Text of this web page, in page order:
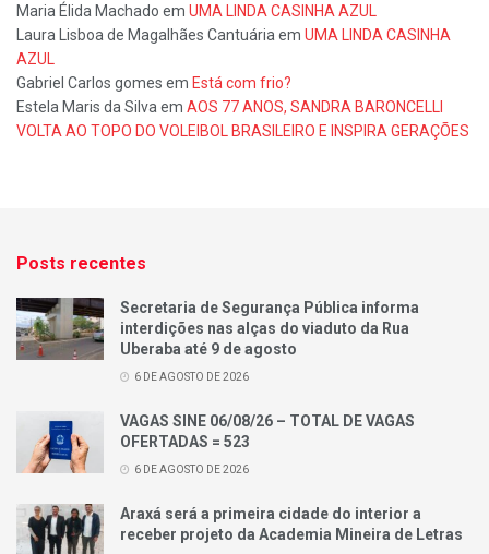
Maria Élida Machado em UMA LINDA CASINHA AZUL
Laura Lisboa de Magalhães Cantuária em UMA LINDA CASINHA
AZUL
Gabriel Carlos gomes em Está com frio?
Estela Maris da Silva em AOS 77 ANOS, SANDRA BARONCELLI
VOLTA AO TOPO DO VOLEIBOL BRASILEIRO E INSPIRA GERAÇÕES
Posts recentes
Secretaria de Segurança Pública informa
interdições nas alças do viaduto da Rua
Uberaba até 9 de agosto
6 DE AGOSTO DE 2026
VAGAS SINE 06/08/26 – TOTAL DE VAGAS
OFERTADAS = 523
6 DE AGOSTO DE 2026
Araxá será a primeira cidade do interior a
receber projeto da Academia Mineira de Letras